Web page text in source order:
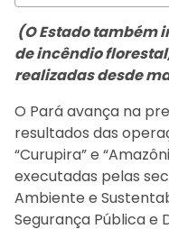
(O Estado também
de incêndio
realizadas desde
O Pará avança na
resultados das
“Curupira” e
executadas pelas
Ambiente e
Segurança Pública e